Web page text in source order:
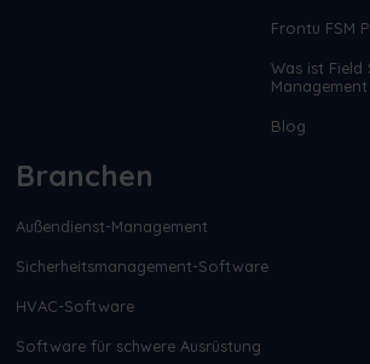
Frontu FSM
Was ist Field
Management
Blog
Branchen
Außendienst-Management
Sicherheitsmanagement-Software
HVAC-Software
Software für schwere Ausrüstung